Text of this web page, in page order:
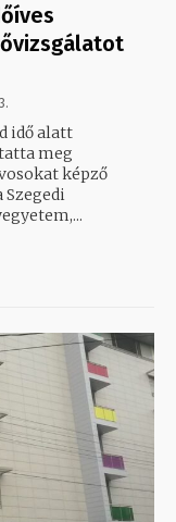
idő alatt
meg
képző
Szegedi